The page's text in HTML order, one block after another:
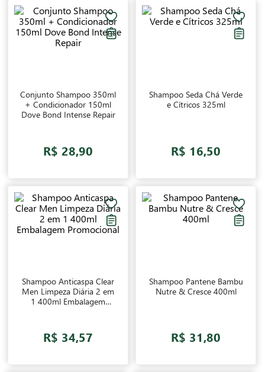
Conjunto Shampoo 350ml
+ Condicionador 150ml
Dove Bond Intense Repair
R$ 28,90
Shampoo Seda Chá Verde
e Cítricos 325ml
R$ 16,50
Shampoo Anticaspa Clear
Men Limpeza Diária 2 em
1 400ml Embalagem
R$ 34,57
Shampoo Pantene Bambu
Nutre & Cresce 400ml
R$ 31,80